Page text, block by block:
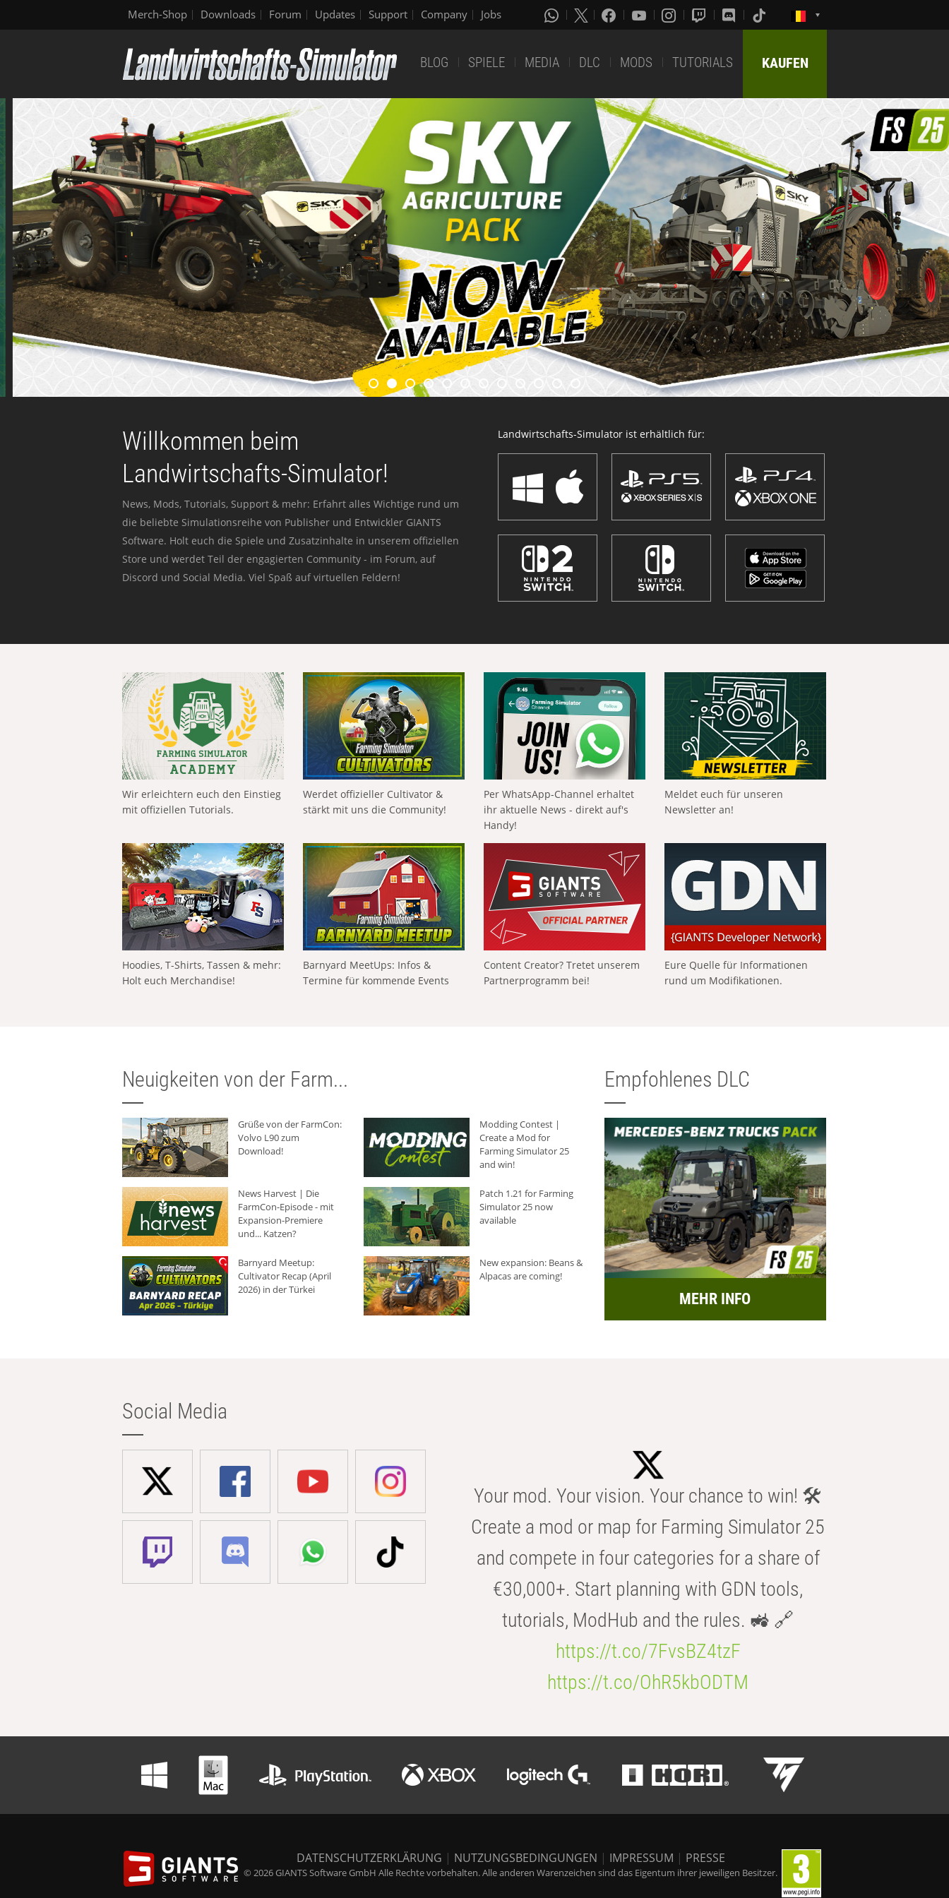
Merch-Shop Downloads Forum Updates Support Company Jobs
BLOG SPIELE MEDIA DLC MODS TUTORIALS KAUFEN
Willkommen beim
Landwirtschafts-Simulator!
News, Mods, Tutorials, Support & mehr: Erfahrt alles Wichtige rund um
die beliebte Simulationsreihe von Publisher und Entwickler GIANTS
Software. Holt euch die Spiele und Zusatzinhalte in unserem offiziellen
Store und werdet Teil der engagierten Community - im Forum, auf
Discord und Social Media. Viel Spaß auf virtuellen Feldern!
Landwirtschafts-Simulator ist erhältlich für:
Wir erleichtern euch den Einstieg
mit offiziellen Tutorials.
Werdet offizieller Cultivator &
stärkt mit uns die Community!
Per WhatsApp-Channel erhaltet
ihr aktuelle News - direkt auf's
Handy!
Meldet euch für unseren
Newsletter an!
Hoodies, T-Shirts, Tassen & mehr:
Holt euch Merchandise!
Barnyard MeetUps: Infos &
Termine für kommende Events
Content Creator? Tretet unserem
Partnerprogramm bei!
Eure Quelle für Informationen
rund um Modifikationen.
Neuigkeiten von der Farm...
Grüße von der FarmCon:
Volvo L90 zum
Download!
Modding Contest |
Create a Mod for
Farming Simulator 25
and win!
News Harvest | Die
FarmCon-Episode - mit
Expansion-Premiere
und... Katzen?
Patch 1.21 for Farming
Simulator 25 now
available
Barnyard Meetup:
Cultivator Recap (April
2026) in der Türkei
New expansion: Beans &
Alpacas are coming!
Empfohlenes DLC
MEHR INFO
Social Media
Your mod. Your vision. Your chance to win! 🛠️
Create a mod or map for Farming Simulator 25
and compete in four categories for a share of
€30,000+. Start planning with GDN tools,
tutorials, ModHub and the rules. 🚜 🔗
https://t.co/7FvsBZ4tzF
https://t.co/OhR5kbODTM
DATENSCHUTZERKLÄRUNG | NUTZUNGSBEDINGUNGEN | IMPRESSUM | PRESSE
© 2026 GIANTS Software GmbH Alle Rechte vorbehalten. Alle anderen Warenzeichen sind das Eigentum ihrer jeweiligen Besitzer.